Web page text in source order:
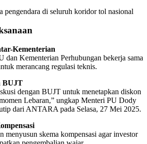
pengendara di seluruh koridor tol nasional
Kementerian
dan Kementerian Perhubungan bekerja sama
merancang regulasi teknis.
BUJT
dengan BUJT untuk menetapkan diskon
Lebaran,” ungkap Menteri PU Dody
dari ANTARA pada Selasa, 27 Mei 2025.
menyusun skema kompensasi agar investor